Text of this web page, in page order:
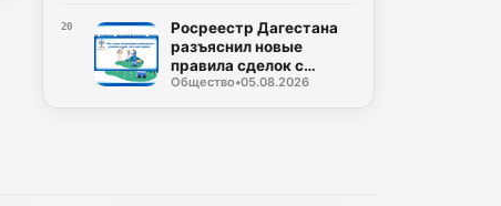
20
Росреестр Дагестана
разъяснил новые
правила сделок с
землей
Общество•05.08.2026